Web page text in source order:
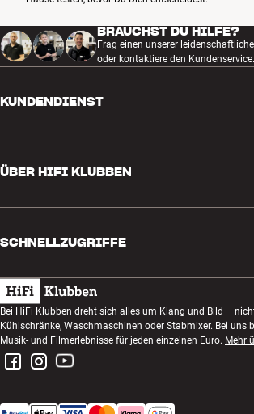
BRAUCHST DU HILFE?
Frag einen unserer
oder kontaktiere den Kundenservice.
KUNDENDIENST
Rückgabe und Reklamation
Bestellung widerrufen
AGB
Datenschutzerklärung
Impressum
ÜBER HIFI KLUBBEN
Kundenklub
Abend zum Zuhören
Wettbewerbe
Jobs bei HiFi Klubben
SCHNELLZUGRIFFE
Geschenkkarte
Bauen mit Klang
Montage und Installation
Bei HiFi Klubben dreht sich alles um Klang und Bild –
Kühlschränke, Waschmaschinen oder Stabmixer. Bei uns
Musik- und Filmerlebnisse für jeden einzelnen Euro. Mehr